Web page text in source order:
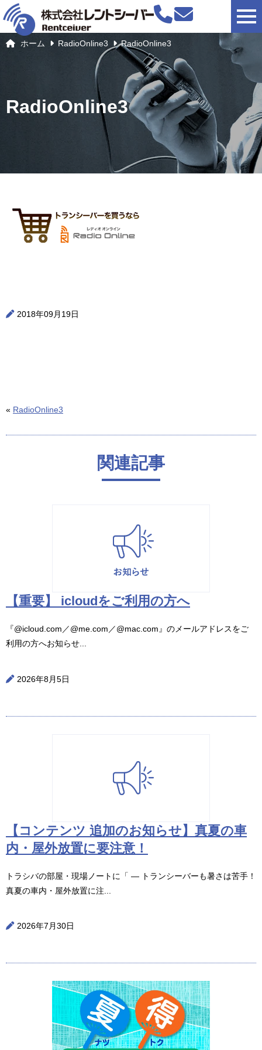
ホーム RadioOnline3 RadioOnline3
RadioOnline3
2018年09月19日
« RadioOnline3
関連記事
【重要】 icloudをご利用の方へ
『@icloud.com／@me.com／@mac.com』のメールアドレスをご
利用の方へお知らせ...
2026年8月5日
【コンテンツ 追加のお知らせ】真夏の車
内・屋外放置に要注意！
トラシバの部屋・現場ノートに「 ― トランシーバーも暑さは苦手！
真夏の車内・屋外放置に注...
2026年7月30日